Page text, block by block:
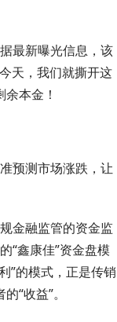
最新曝光信息，该
天，我们就撕开这
本金！
预测市场涨跌，让
金融监管的资金监
“鑫康佳”资金盘模
”的模式，正是传销
“收益”。